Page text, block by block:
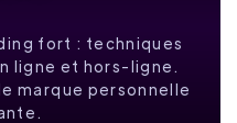
fort : techniques
ligne et hors-ligne.
marque personnelle